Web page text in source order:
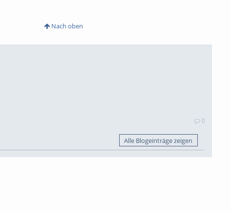
Nach oben
0
Alle Blogeinträge zeigen